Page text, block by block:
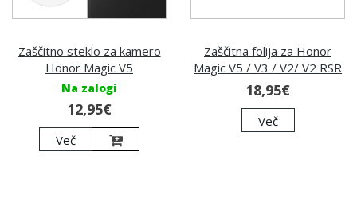
Zaščitno steklo za kamero
Honor Magic V5
Na zalogi
12,95€
Več
Zaščitna folija za Honor
Magic V5 / V3 / V2/ V2 RSR
18,95€
Več